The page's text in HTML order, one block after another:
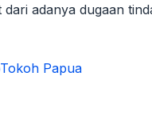
adanya dugaan
Tokoh Papua